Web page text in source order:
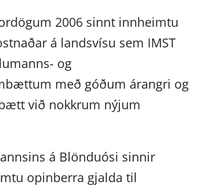
2006 sinnt innheimtu
á landsvísu sem IMST
og
með góðum árangri og
við nokkrum nýjum
á Blönduósi sinnir
opinberra gjalda til